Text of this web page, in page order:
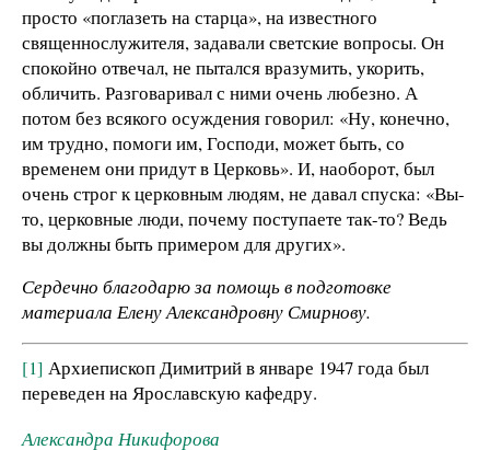
просто «поглазеть на старца», на известного
священнослужителя, задавали светские вопросы. Он
спокойно отвечал, не пытался вразумить, укорить,
обличить. Разговаривал с ними очень любезно. А
потом без всякого осуждения говорил: «Ну, конечно,
им трудно, помоги им, Господи, может быть, со
временем они придут в Церковь». И, наоборот, был
очень строг к церковным людям, не давал спуска: «Вы-
то, церковные люди, почему поступаете так-то? Ведь
вы должны быть примером для других».
Сердечно благодарю за помощь в подготовке
материала Елену Александровну Смирнову.
[1] Архиепископ Димитрий в январе 1947 года был
переведен на Ярославскую кафедру.
Александра Никифорова